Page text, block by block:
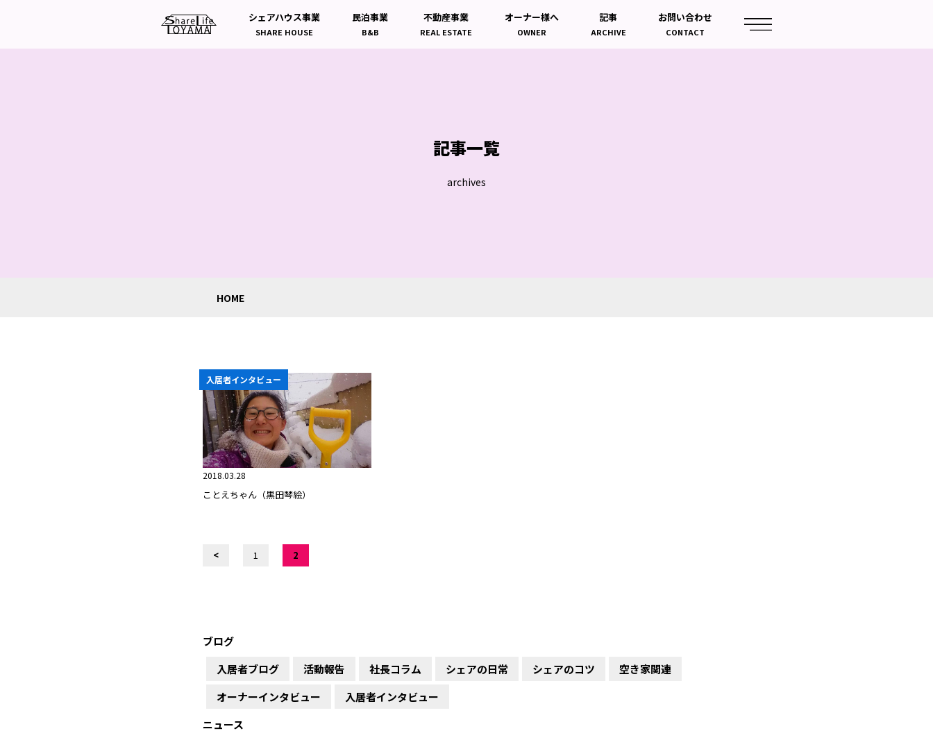
シェアハウス事業
SHARE HOUSE
民泊事業
B&B
不動産事業
REAL ESTATE
オーナー様へ
OWNER
記事
ARCHIVE
お問い合わせ
CONTACT
記事一覧
archives
HOME
入居者インタビュー
2018.03.28
ことえちゃん（黒田琴絵）
< 1 2
ブログ
入居者ブログ
活動報告 社長コラム シェアの日常 シェアのコツ
空き家関連
オーナーインタビュー
入居者インタビュー
ニュース